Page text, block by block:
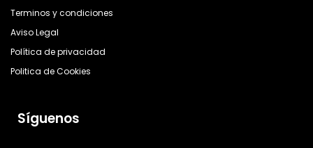
Terminos y condiciones
Aviso Legal
Política de privacidad
Politica de Cookies
Síguenos